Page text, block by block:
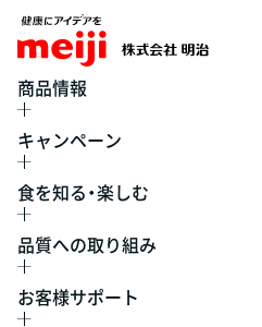
商品情報
キャンペーン
食を知る・楽しむ
品質への取り組み
お客様サポート